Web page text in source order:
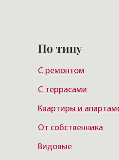
По типу
С ремонтом
С террасами
Квартиры и
От собственника
Видовые